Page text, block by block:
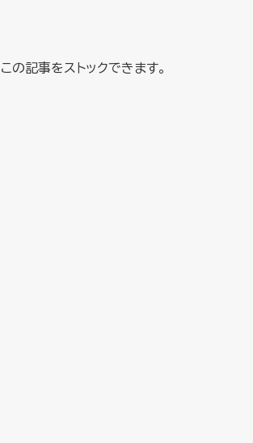
この記事をストックできます。